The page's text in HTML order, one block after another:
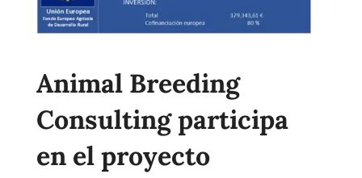
Animal Breeding
Consulting participa
en el proyecto